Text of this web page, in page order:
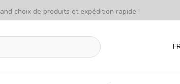
choix de produits et expédition rapide !